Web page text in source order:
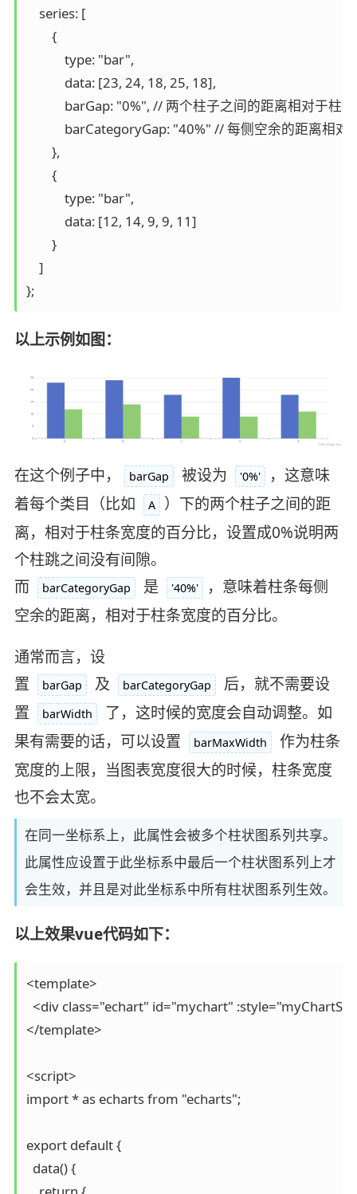
    series: [
        {
            type: "bar",
            data: [23, 24, 18, 25, 18],
barGap: "0%", // 两个柱子之间的距离相对于柱
barCategoryGap: "40%" // 每侧空余的距离相
        },
        {
            type: "bar",
            data: [12, 14, 9, 9, 11]
        }
    ]
};
以上示例如图：
在这个例子中， barGap 被设为 '0%'
，这意味
着每个类目（比如
A
）下的两个柱子之间的距
离，相对于柱条宽度的百分比，设置成0%说明两
个柱跳之间没有间隙。
而
barCategoryGap 是 '40%'
，意味着柱条每侧
空余的距离，相对于柱条宽度的百分比。
通常而言，设
置
barGap 及 barCategoryGap
后，就不需要设
置
barWidth
了，这时候的宽度会自动调整。如
果有需要的话，可以设置
barMaxWidth
作为柱条
宽度的上限，当图表宽度很大的时候，柱条宽度
也不会太宽。
在同一坐标系上，此属性会被多个柱状图系列共享。
此属性应设置于此坐标系中最后一个柱状图系列上才
会生效，并且是对此坐标系中所有柱状图系列生效。
以上效果vue代码如下：
<template>
<div class="echart" id="mychart"
</template>
<script>
import * as echarts from "echarts";
export default {
  data() {